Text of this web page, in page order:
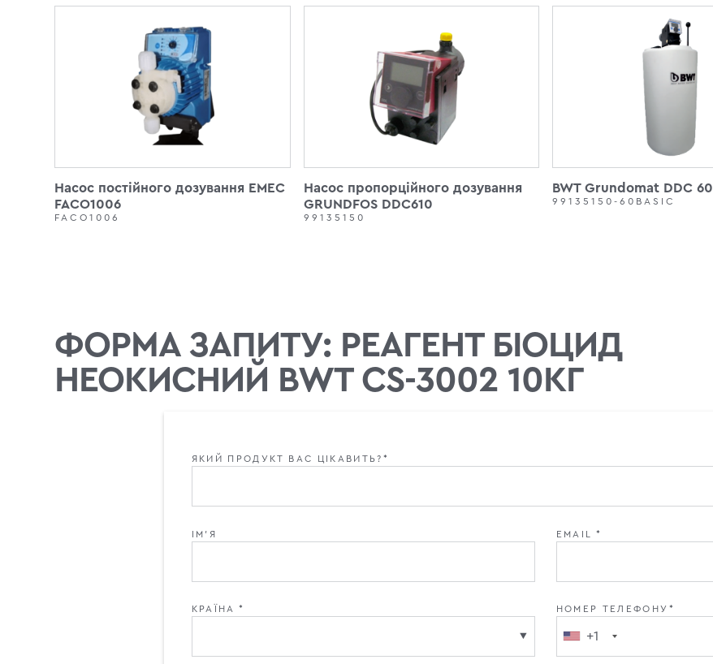
Насос постійного дозування EMEC
FACO1006
FACO1006
Насос пропорційного дозування
GRUNDFOS DDC610
99135150
BWT Grundomat DDC 60
99135150-60BASIC
ФОРМА ЗАПИТУ: РЕАГЕНТ БІОЦИД
НЕОКИСНИЙ BWT CS-3002 10КГ
ЯКИЙ ПРОДУКТ ВАС ЦІКАВИТЬ?*
ІМ'Я EMAIL *
КРАЇНА * НОМЕР ТЕЛЕФОНУ*
+1